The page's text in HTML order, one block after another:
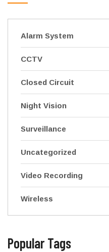
Alarm System
CCTV
Closed Circuit
Night Vision
Surveillance
Uncategorized
Video Recording
Wireless
Popular Tags